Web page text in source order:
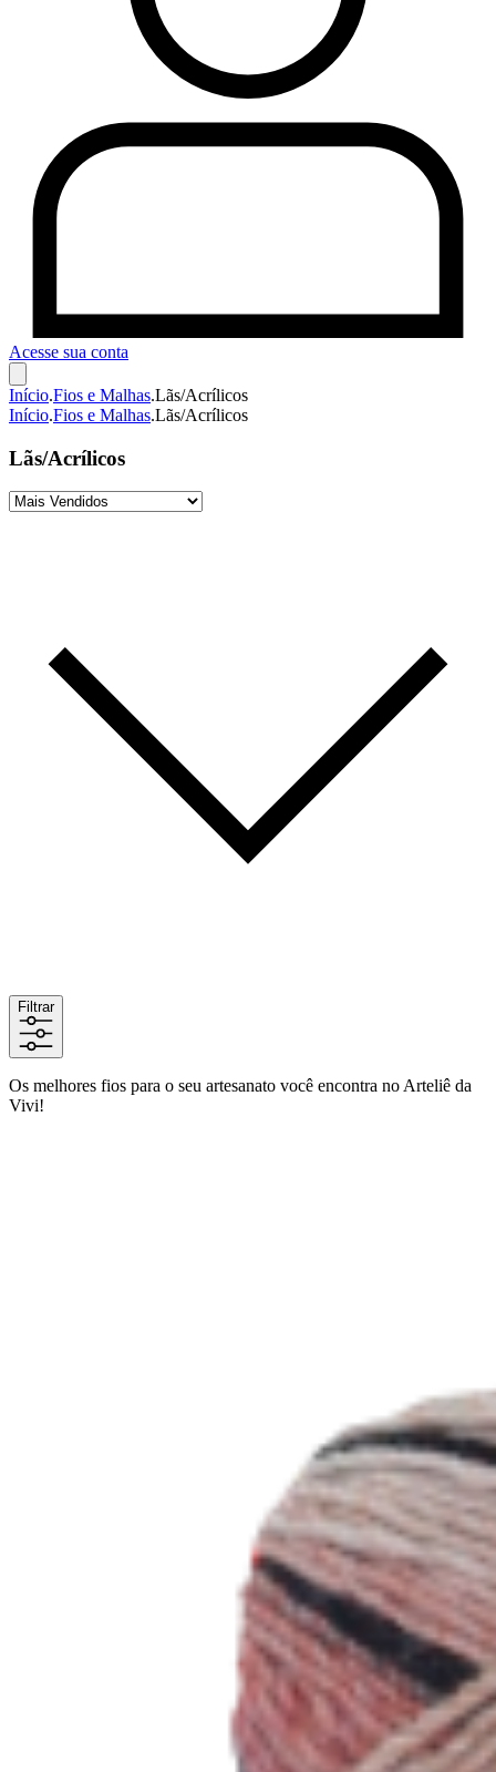
Acesse sua conta
Início.Fios e Malhas.Lãs/Acrílicos
Início.Fios e Malhas.Lãs/Acrílicos
Lãs/Acrílicos
Filtrar
Os melhores fios para o seu artesanato você encontra no Arteliê da
Vivi!